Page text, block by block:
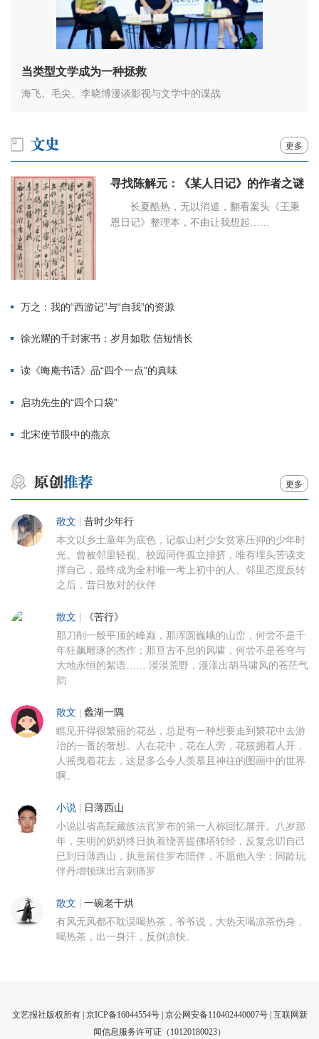
当类型文学成为一种拯救
海飞、毛尖、李晓博漫谈影视与文学中的谍战
更多
寻找陈解元：《某人日记》的作者之谜
长夏酷热，无以消遣，翻看案头《王秉
恩日记》整理本，不由让我想起……
万之：我的“西游记”与“自我”的资源
徐光耀的千封家书：岁月如歌 信短情长
读《晦庵书话》品“四个一点”的真味
启功先生的“四个口袋”
北宋使节眼中的燕京
更多
散文 昔时少年行
本文以乡土童年为底色，记叙山村少女贫寒压抑的少年时
光。曾被邻里轻视、校园同伴孤立排挤，唯有埋头苦读支
撑自己，最终成为全村唯一考上初中的人。邻里态度反转
之后，昔日敌对的伙伴
散文 《苦行》
那刀削一般平顶的峰巅，那浑圆巍峨的山峦，何尝不是千
年狂飙雕琢的杰作；那亘古不息的风啸，何尝不是苍穹与
大地永恒的絮语…… 漠漠荒野，漫漾出胡马啸风的苍茫气
韵
散文 蠡湖一隅
瞧见开得很繁丽的花丛，总是有一种想要走到繁花中去游
冶的一番的奢想。人在花中，花在人旁，花簇拥着人开，
人摇曳着花去，这是多么令人羡慕且神往的图画中的世界
啊。
小说 日薄西山
小说以省高院藏族法官罗布的第一人称回忆展开。八岁那
年，失明的奶奶终日执着绕菩提佛塔转经，反复念叨自己
已到日薄西山，执意留住罗布陪伴，不愿他入学；同龄玩
伴丹增顿珠出言刺痛罗
散文 一碗老干烘
有风无风都不耽误喝热茶，爷爷说，大热天喝凉茶伤身，
喝热茶，出一身汗，反倒凉快。
文艺报社版权所有 | 京ICP备16044554号| 京公网安备110402440007号 | 互联网新
闻信息服务许可证（10120180023）